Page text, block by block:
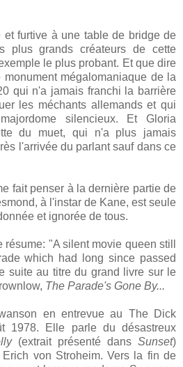
et furtive à une table de bridge de
plus grands créateurs de cette
le plus probant. Et que dire
mégalomaniaque de la
qui n'a jamais franchi la barrière
les méchants allemands et qui
silencieux. Et Gloria
du muet, qui n'a plus jamais
l'arrivée du parlant sauf dans ce
fait penser à la dernière partie de
à l'instar de Kane, est seule
et ignorée de tous.
"A silent movie queen still
which had long since passed
suite au titre du grand livre sur le
The Parade's Gone By...
en entrevue au The Dick
1978. Elle parle du désastreux
(extrait présenté dans Sunset)
von Stroheim. Vers la fin de